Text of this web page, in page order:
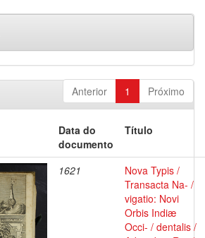
Anterior 1 Próximo
Data do
documento
Título
1621
Nova Typis /
Transacta Na- /
vigatio: Novi
Orbis Indiæ
Occi- / dentalis /